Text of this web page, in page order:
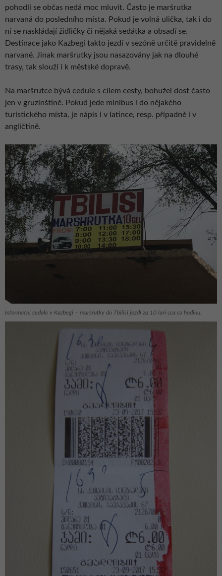
pohodlí se občas nedá moc mluvit. Často je maršrutka
narvaná do posledního místa. Pokud je volná ulička, tak i do
ní se naskládají židličky či nějaká sedátka a obsadí se.
Destinace jako Kazbegi takto jezdí v sezóně určitě pravidelně
narvané. Jinak maršrutky jsou nasazovány jak na dlouhé
trasy, tak slouží i k městské dopravě.
Na maršrutce bývá cedule s cílem cesty, bohužel dost často
jen v gruzínštině. Pokud jede minibus i do nějakého
turistického místa, je nápis i v latince, resp. případně i v
angličtině.
Informační cedule v Kazbegi – maršrutky do Tbilisi jezdí za 10 lari cca co hodinu.